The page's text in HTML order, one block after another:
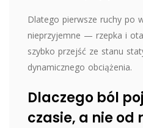
Dlatego pierwsze ruchy po
nieprzyjemne — rzepka i
szybko przejść ze stanu
dynamicznego obciążenia.
Dlaczego ból
czasie, a nie od